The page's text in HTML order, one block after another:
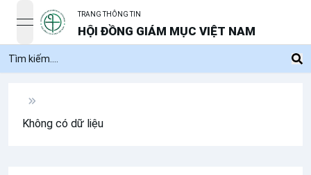
open navigation menu
TRANG THÔNG TIN
HỘI ĐỒNG GIÁM MỤC VIỆT NAM
Không có dữ liệu